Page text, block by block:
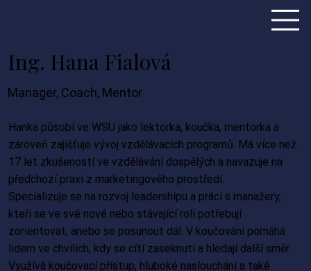
Ing. Hana Fialová
Manager, Coach, Mentor
Hanka působí ve WSU jako lektorka, koučka, mentorka a
zároveň zajišťuje vývoj vzdělávacích programů. Má více než
17 let zkušeností ve vzdělávání dospělých a navazuje na
předchozí praxi z marketingového prostředí.
Specializuje se na rozvoj leadershipu a práci s manažery,
kteří se ve své nové nebo stávající roli potřebují
zorientovat, anebo se posunout dál. V koučování pomáhá
lidem ve chvílích, kdy se cítí zaseknutí a hledají další směr.
Využívá koučovací přístup, hluboké naslouchání a také